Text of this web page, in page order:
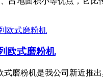
欧式磨粉机
式磨粉机是我公司新近推